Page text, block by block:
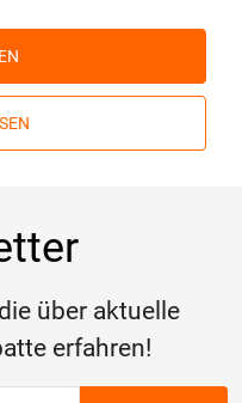
über aktuelle
erfahren!